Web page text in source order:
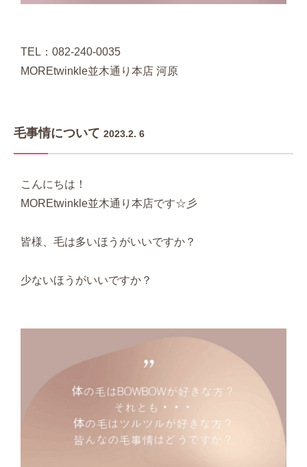
TEL：082-240-0035
MOREtwinkle並木通り本店 河原
毛事情について 2023.2. 6
こんにちは！
MOREtwinkle並木通り本店です☆彡
皆様、毛は多いほうがいいですか？
少ないほうがいいですか？